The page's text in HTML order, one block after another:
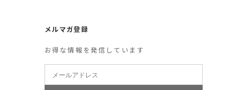
メルマガ登録
お得な情報を発信しています